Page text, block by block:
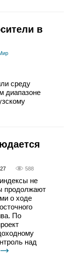
в
среду
диапазоне
588
не
продолжают
о ходе
По
над